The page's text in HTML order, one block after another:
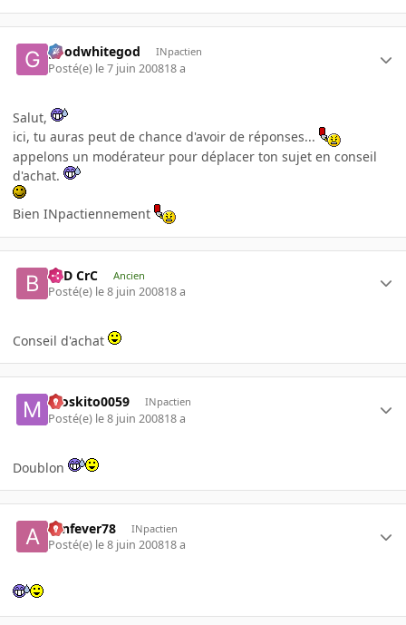
goodwhitegod INpactien
Posté(e) le 7 juin 200818 a
Salut,
ici, tu auras peut de chance d'avoir de réponses...
appelons un modérateur pour déplacer ton sujet en conseil
d'achat.
Bien INpactiennement
BaD CrC Ancien
Posté(e) le 8 juin 200818 a
Conseil d'achat
moskito0059 INpactien
Posté(e) le 8 juin 200818 a
Doublon
aznfever78 INpactien
Posté(e) le 8 juin 200818 a